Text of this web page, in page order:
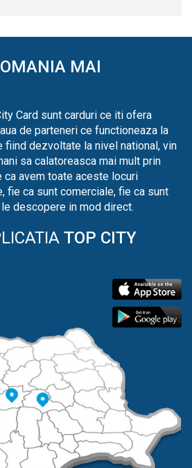
MAI
Card sunt carduri ce iti ofera
de parteneri ce functioneaza la
fiind dezvoltate la nivel national, vin
sa calatoreasca mai mult prin
avem toate aceste locuri
fie ca sunt comerciale, fie ca sunt
descopere in mod direct.
TOP CITY